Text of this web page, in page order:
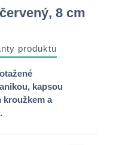
8 cm
produktu
kapsou
kroužkem a